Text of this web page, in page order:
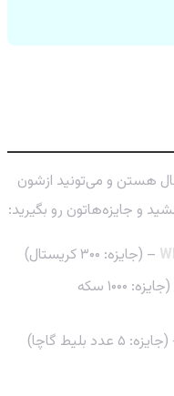
هستن و می‌تونید ازشون
و جایزه‌هاتون رو بگیرید:
– (جایزه: ۳۰۰ کریستال)
– (جایزه: ۱۰۰۰ سکه
۵ عدد بلیط گاچا)